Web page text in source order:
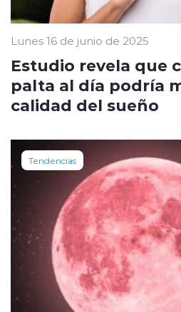
Lunes 16 de junio de 2025
Estudio revela que
palta al día podría
calidad del sueño
Tendencias